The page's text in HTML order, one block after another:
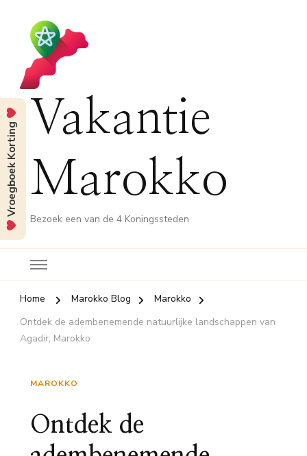
Vakantie
Marokko
Bezoek een van de 4 Koningssteden
Home Marokko Blog
Marokko
Ontdek de adembenemende natuurlijke landschappen van
Agadir, Marokko
MAROKKO
Ontdek de
Vroegboek Korting